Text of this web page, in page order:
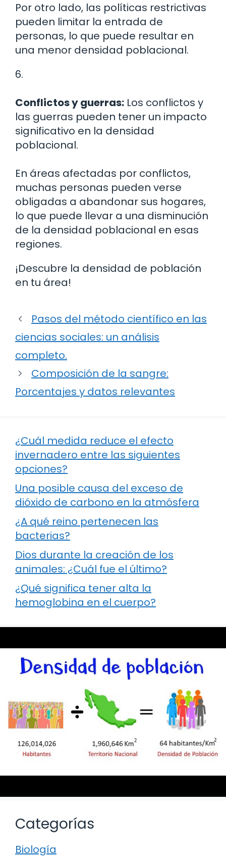
Por otro lado, las políticas restrictivas
pueden limitar la entrada de
personas, lo que puede resultar en
una menor densidad poblacional.
6.
Conflictos y guerras: Los conflictos y
las guerras pueden tener un impacto
significativo en la densidad
poblacional.
En áreas afectadas por conflictos,
muchas personas pueden verse
obligadas a abandonar sus hogares,
lo que puede llevar a una disminución
de la densidad poblacional en esas
regiones.
¡Descubre la densidad de población
en tu área!
Pasos del método científico en las
ciencias sociales: un análisis
completo.
Composición de la sangre:
Porcentajes y datos relevantes
¿Cuál medida reduce el efecto
invernadero entre las siguientes
opciones?
Una posible causa del exceso de
dióxido de carbono en la atmósfera
¿A qué reino pertenecen las
bacterias?
Dios durante la creación de los
animales: ¿Cuál fue el último?
¿Qué significa tener alta la
hemoglobina en el cuerpo?
Categorías
Biología